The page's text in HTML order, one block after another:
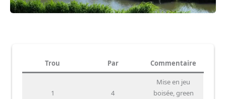
Trou Par Commentaire
1 4
Mise en jeu
boisée, green